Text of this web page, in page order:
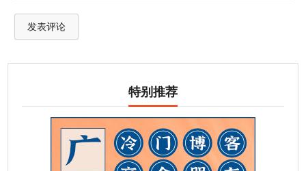
特别推荐